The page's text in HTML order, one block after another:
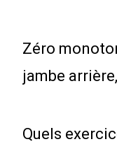
Zéro
jambe
Quels